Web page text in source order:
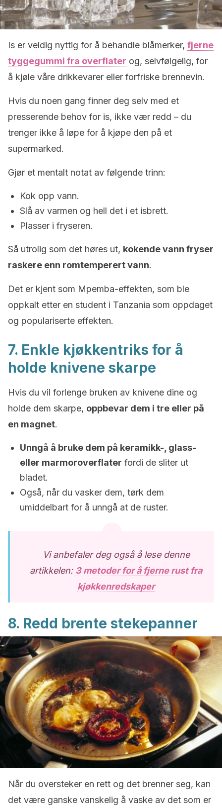
Is er veldig nyttig for å behandle blåmerker, fjerne
tyggegummi fra overflater og, selvfølgelig, for
å kjøle våre drikkevarer eller forfriske brennevin.
Hvis du noen gang finner deg selv med et
presserende behov for is, ikke vær redd – du
trenger ikke å løpe for å kjøpe den på et
supermarked.
Gjør et mentalt notat av følgende trinn:
Kok opp vann.
Slå av varmen og hell det i et isbrett.
Plasser i fryseren.
Så utrolig som det høres ut, kokende vann fryser
raskere enn romtemperert vann.
Det er kjent som Mpemba-effekten, som ble
oppkalt etter en student i Tanzania som oppdaget
og populariserte effekten.
7. Enkle kjøkkentriks for å
holde knivene skarpe
Hvis du vil forlenge bruken av knivene dine og
holde dem skarpe, oppbevar dem i tre eller på
en magnet.
Unngå å bruke dem på keramikk-, glass-
eller marmoroverflater fordi de sliter ut
bladet.
Også, når du vasker dem, tørk dem
umiddelbart for å unngå at de ruster.
Vi anbefaler deg også å lese denne
artikkelen: 3 metoder for å fjerne rust fra
kjøkkenredskaper
8. Redd brente stekepanner
Når du oversteker en rett og det brenner seg, kan
det være ganske vanskelig å vaske av det som er